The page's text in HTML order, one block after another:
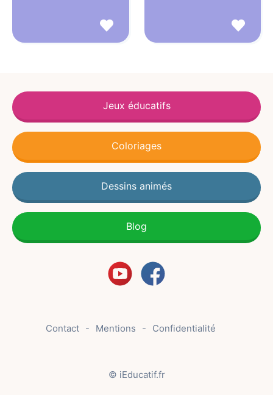
Jeux éducatifs
Coloriages
Dessins animés
Blog
Contact Mentions Confidentialité
© iEducatif.fr